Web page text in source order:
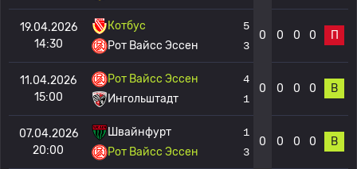
19.04.2026
14:30
Котбус
Рот Вайсс Эссен
5
3
0 0 0 0 П
11.04.2026
15:00
Рот Вайсс Эссен
Ингольштадт
4
1
0 0 0 0 В
07.04.2026
20:00
Швайнфурт
Рот Вайсс Эссен
1
3
0 0 0 0 В